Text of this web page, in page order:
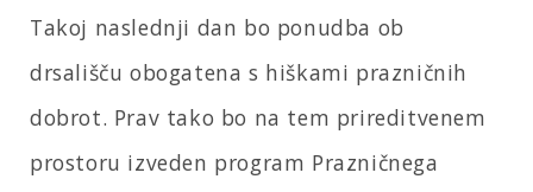
Takoj naslednji dan bo ponudba ob
drsališču obogatena s hiškami prazničnih
dobrot. Prav tako bo na tem prireditvenem
prostoru izveden program Prazničnega